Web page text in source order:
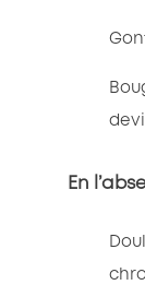
En